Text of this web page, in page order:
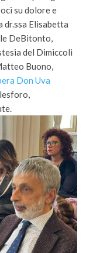
su dolore e
dr.ssa Elisabetta
DeBitonto,
del Dimiccoli
Buono,
Don Uva